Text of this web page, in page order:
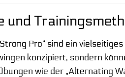
und
Pro“ sind ein
konzipiert, sondern
wie der „Alternating